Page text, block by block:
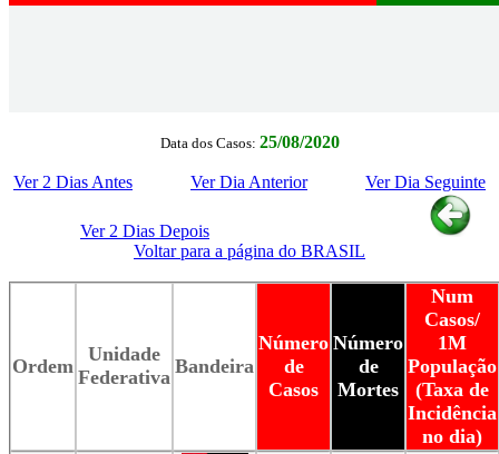
Data dos Casos: 25/08/2020
Ver 2 Dias Antes Ver Dia Anterior Ver Dia Seguinte
Ver 2 Dias Depois
Voltar para a página do BRASIL
Ordem
Unidade
Federativa Bandeira
Número
de
Casos
Número
de
Mortes
Num
Casos/
1M
População
(Taxa de
Incidência
no dia)